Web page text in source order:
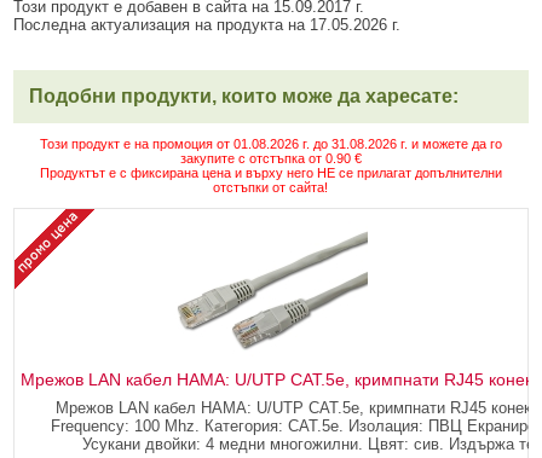
Този продукт е добавен в сайта на 15.09.2017 г.
Последна актуализация на продукта на 17.05.2026 г.
Подобни продукти, които може да харесате:
Този продукт е на промоция от 01.08.2026 г. до 31.08.2026 г. и можете да го
закупите с отстъпка от 0.90 €
Продуктът е с фиксирана цена и върху него НЕ се прилагат допълнителни
отстъпки от сайта!
Мрежов LAN кабел HAMA: U/UTP CAT.5e, кримпнати RJ45
Мрежов LAN кабел HAMA: U/UTP CAT.5e, кримпнати RJ45
Frequency: 100 Mhz. Категория: CAT.5e. Изолация: ПВЦ
Усукани двойки: 4 медни многожилни. Цвят: сив. Издържа